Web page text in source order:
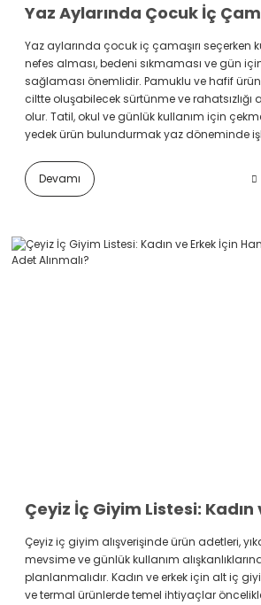
Yaz aylarında çocuk iç çamaşırı seçerken
nefes alması, bedeni sıkmaması ve gün
sağlaması önemlidir. Pamuklu ve hafif
ciltte oluşabilecek sürtünme ve rahatsızlığı
olur. Tatil, okul ve günlük kullanım için
yedek ürün bulundurmak yaz döneminde
Devamı
Çeyiz iç giyim alışverişinde ürün adetleri,
mevsime ve günlük kullanım
planlanmalıdır. Kadın ve erkek için alt iç
ve termal ürünlerde temel ihtiyaçlar